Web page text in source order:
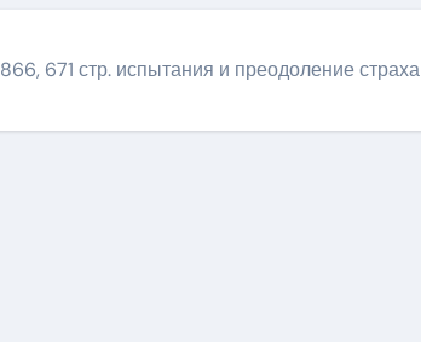
671 стр. испытания и преодоление страха